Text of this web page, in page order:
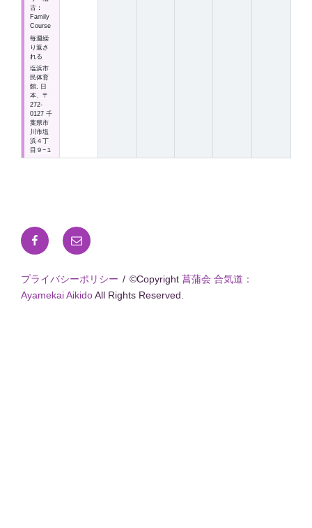
古：
Family
Course
毎週繰
り返さ
れる
塩浜市
民体育
館, 日
本、〒
272-
0127 千
葉県市
川市塩
浜４丁
目９−１
Facebook
メ
ー
プライバシーポリシー ©Copyright菖蒲会 合気道：
Ayamekai AikidoAll Rights Reserved.